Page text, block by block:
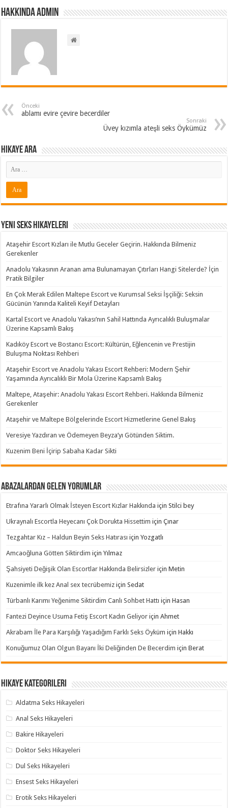
Hakkında admin
Önceki
ablamı evire çevire becerdiler
Sonraki
Üvey kızımla ateşli seks Öykümüz
Hikaye ARA
Yeni Seks Hikayeleri
Ataşehir Escort Kızları ile Mutlu Geceler Geçirin. Hakkında Bilmeniz
Gerekenler
Anadolu Yakasının Aranan ama Bulunamayan Çıtırları Hangi Sitelerde? İçin
Pratik Bilgiler
En Çok Merak Edilen Maltepe Escort ve Kurumsal Seksi İşçiliği: Seksin
Gücünün Yanında Kaliteli Keyif Detayları
Kartal Escort ve Anadolu Yakası’nın Sahil Hattında Ayrıcalıklı Buluşmalar
Üzerine Kapsamlı Bakış
Kadıköy Escort ve Bostancı Escort: Kültürün, Eğlencenin ve Prestijin
Buluşma Noktası Rehberi
Ataşehir Escort ve Anadolu Yakası Escort Rehberi: Modern Şehir
Yaşamında Ayrıcalıklı Bir Mola Üzerine Kapsamlı Bakış
Maltepe, Ataşehir: Anadolu Yakası Escort Rehberi. Hakkında Bilmeniz
Gerekenler
Ataşehir ve Maltepe Bölgelerinde Escort Hizmetlerine Genel Bakış
Veresiye Yazdıran ve Ödemeyen Beyza’yı Götünden Siktim.
Kuzenim Beni İçirip Sabaha Kadar Sikti
Abazalardan Gelen Yorumlar
Etrafına Yararlı Olmak İsteyen Escort Kızlar Hakkında içinStilci bey
Ukraynalı Escortla Heyecanı Çok Dorukta Hissettim içinÇınar
Tezgahtar Kız – Haldun Beyin Seks Hatırası içinYozgatlı
Amcaoğluna Götten Siktirdim içinYılmaz
Şahsiyeti Değişik Olan Escortlar Hakkında Belirsizler içinMetin
Kuzenimle ilk kez Anal sex tecrübemiz içinSedat
Türbanlı Karımı Yeğenime Siktirdim Canlı Sohbet Hattı içinHasan
Fantezi Deyince Usuma Fetiş Escort Kadın Geliyor içinAhmet
Akrabam İle Para Karşılığı Yaşadığım Farklı Seks Öyküm içinHakkı
Konuğumuz Olan Olgun Bayanı İki Deliğinden De Becerdim içinBerat
Hikaye Kategorileri
Aldatma Seks Hikayeleri
Anal Seks Hikayeleri
Bakire Hikayeleri
Doktor Seks Hikayeleri
Dul Seks Hikayeleri
Ensest Seks Hikayeleri
Erotik Seks Hikayeleri